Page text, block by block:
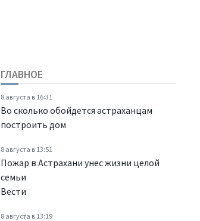
ГЛАВНОЕ
8 августа в 16:31
Во сколько обойдется астраханцам
построить дом
8 августа в 13:51
Пожар в Астрахани унес жизни целой
семьи
Вести
8 августа в 13:19